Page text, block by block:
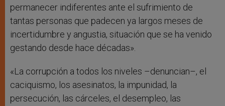
permanecer indiferentes ante el sufrimiento de
tantas personas que padecen ya largos meses de
incertidumbre y angustia, situación que se ha venido
gestando desde hace décadas».
«La corrupción a todos los niveles –denuncian–, el
caciquismo, los asesinatos, la impunidad, la
persecución, las cárceles, el desempleo, las